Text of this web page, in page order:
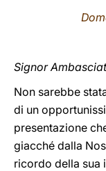
Signor
Non sarebbe
di un
presentazione
giacché dalla
ricordo della sua